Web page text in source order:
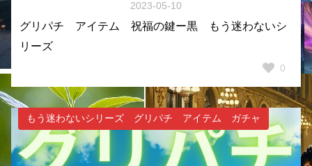
2023-05-10
グリパチ アイテム 祝福の鍵ー黒 もう迷わないシ
リーズ
0
もう迷わないシリーズ グリパチ アイテム ガチャ